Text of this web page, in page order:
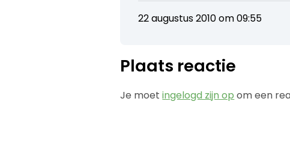
22 augustus 2010 om 09:55
Plaats reactie
Je moetingelogd zijn op om een